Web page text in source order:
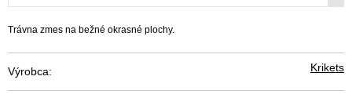
Trávna zmes na bežné okrasné plochy.
Výrobca: Krikets